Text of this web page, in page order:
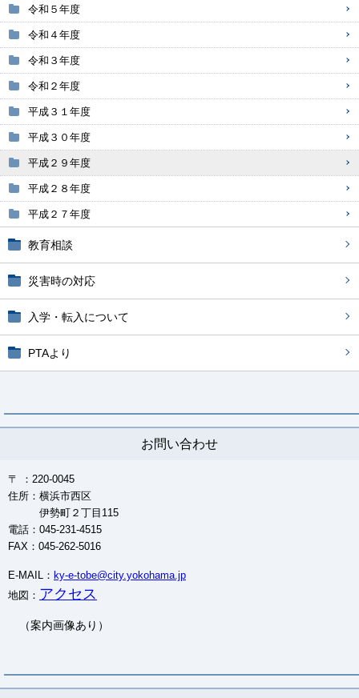
令和５年度
令和４年度
令和３年度
令和２年度
平成３１年度
平成３０年度
平成２９年度
平成２８年度
平成２７年度
教育相談
災害時の対応
入学・転入について
PTAより
お問い合わせ
〒 ：220-0045
住所：横浜市西区
伊勢町２丁目115
電話：045-231-4515
FAX：045-262-5016
E-MAIL： ky-e-tobe@city.yokohama.jp
地図： アクセス
（案内画像あり）